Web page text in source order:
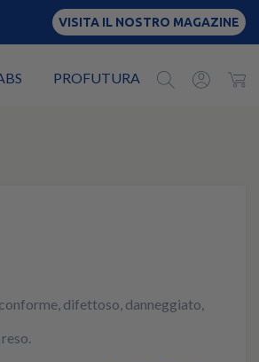
difettoso, danneggiato,
VISITA IL NOSTRO MAGAZINE
PROFUTURA